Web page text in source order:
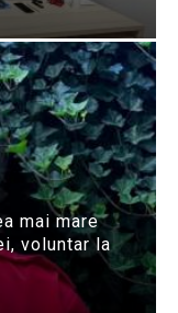
mai mare
voluntar la